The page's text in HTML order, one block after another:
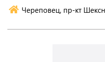
Череповец, пр-кт